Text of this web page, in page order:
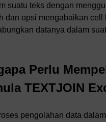
suatu teks dengan
dan opsi mengabaikan cell
datanya dalam
Perlu
TEXTJOIN
pengolahan data dalam